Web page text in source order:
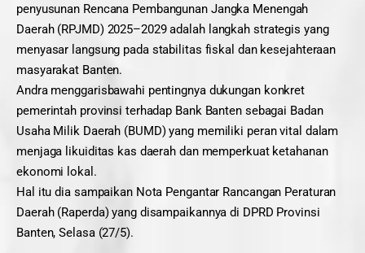
penyusunan Rencana Pembangunan Jangka Menengah
Daerah (RPJMD) 2025–2029 adalah langkah strategis yang
menyasar langsung pada stabilitas fiskal dan kesejahteraan
masyarakat Banten.
Andra menggarisbawahi pentingnya dukungan konkret
pemerintah provinsi terhadap Bank Banten sebagai Badan
Usaha Milik Daerah (BUMD) yang memiliki peran vital dalam
menjaga likuiditas kas daerah dan memperkuat ketahanan
ekonomi lokal.
Hal itu dia sampaikan Nota Pengantar Rancangan Peraturan
Daerah (Raperda) yang disampaikannya di DPRD Provinsi
Banten, Selasa (27/5).